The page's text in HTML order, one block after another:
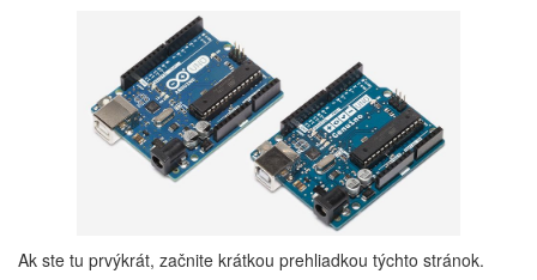
Ak ste tu prvýkrát, začnite krátkou prehliadkou týchto stránok.